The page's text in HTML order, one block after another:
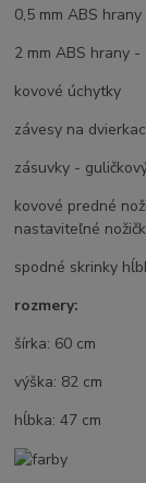
0,5 mm ABS
2 mm ABS hrany -
kovové úchytky
závesy na
zásuvky -
kovové predné
nastaviteľné
spodné skrinky
rozmery:
šírka: 60 cm
výška: 82 cm
hĺbka: 47 cm